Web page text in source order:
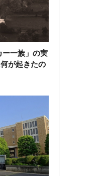
ー一族」の実
が起きたの